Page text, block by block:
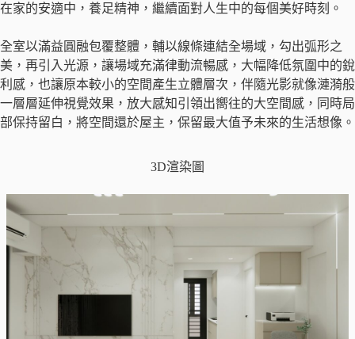
在家的安適中，養足精神，繼續面對人生中的每個美好時刻。
全室以滿益圓融包覆整體，輔以線條連結全場域，勾出弧形之
美，再引入光源，讓場域充滿律動流暢感，大幅降低氛圍中的銳
利感，也讓原本較小的空間產生立體層次，伴隨光影就像漣漪般
一層層延伸視覺效果，放大感知引領出嚮往的大空間感，同時局
部保持留白，將空間還於屋主，保留最大值予未來的生活想像。
3D渲染圖